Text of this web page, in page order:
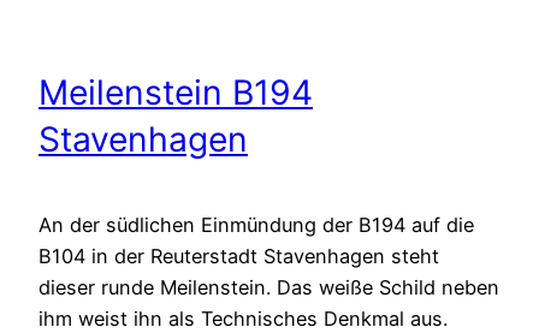
Meilenstein B194
Stavenhagen
An der südlichen Einmündung der B194 auf die
B104 in der Reuterstadt Stavenhagen steht
dieser runde Meilenstein. Das weiße Schild neben
ihm weist ihn als Technisches Denkmal aus.